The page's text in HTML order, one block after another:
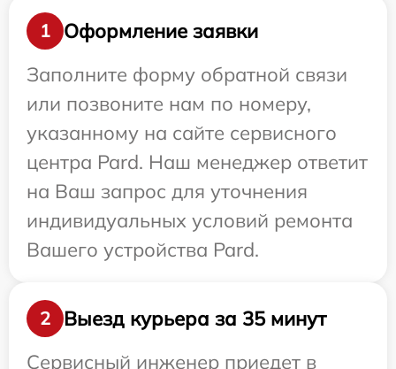
1
Оформление заявки
Заполните форму обратной связи
или позвоните нам по номеру,
указанному на сайте сервисного
центра Pard. Наш менеджер ответит
на Ваш запрос для уточнения
индивидуальных условий ремонта
Вашего устройства Pard.
2
Выезд курьера за 35 минут
Сервисный инженер приедет в